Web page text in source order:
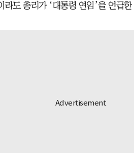
라도 총리가 ‘대통령 연임’을 언급한